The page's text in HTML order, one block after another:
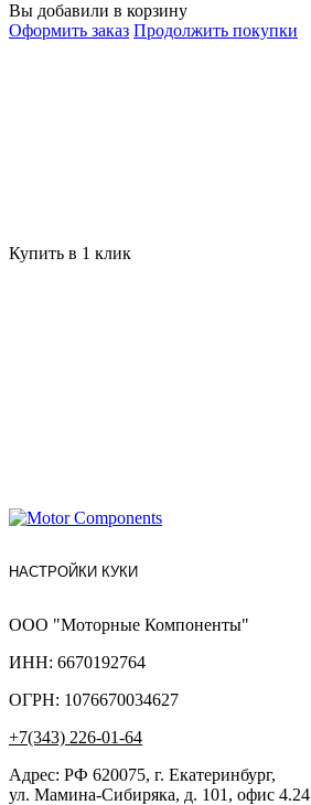
Вы добавили в корзину
Оформить заказ Продолжить покупки
Купить в 1 клик
НАСТРОЙКИ КУКИ
ООО "Моторные Компоненты"
ИНН: 6670192764
ОГРН: 1076670034627
+7(343) 226-01-64
Адрес: РФ 620075, г. Екатеринбург,
ул. Мамина-Сибиряка, д. 101, офис 4.24